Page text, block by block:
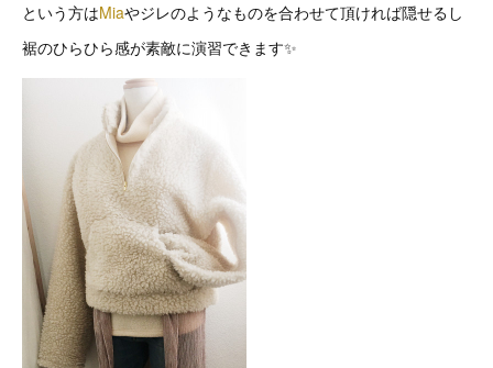
という方はMiaやジレのようなものを合わせて頂ければ隠せるし
裾のひらひら感が素敵に演習できます✨